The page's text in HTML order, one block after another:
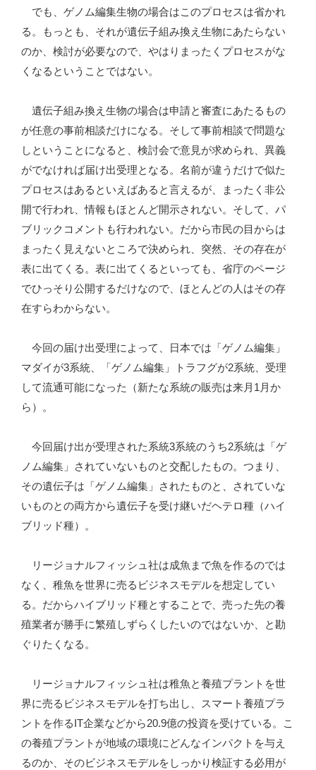
でも、ゲノム編集生物の場合はこのプロセスは省かれ
る。もっとも、それが遺伝子組み換え生物にあたらない
のか、検討が必要なので、やはりまったくプロセスがな
くなるということではない。
遺伝子組み換え生物の場合は申請と審査にあたるもの
が任意の事前相談だけになる。そして事前相談で問題な
しということになると、検討会で意見が求められ、異義
がでなければ届け出受理となる。名前が違うだけで似た
プロセスはあるといえばあると言えるが、まったく非公
開で行われ、情報もほとんど開示されない。そして、パ
ブリックコメントも行われない。だから市民の目からは
まったく見えないところで決められ、突然、その存在が
表に出てくる。表に出てくるといっても、省庁のページ
でひっそり公開するだけなので、ほとんどの人はその存
在すらわからない。
今回の届け出受理によって、日本では「ゲノム編集」
マダイが3系統、「ゲノム編集」トラフグが2系統、受理
して流通可能になった（新たな系統の販売は来月1月か
ら）。
今回届け出が受理された系統3系統のうち2系統は「ゲ
ノム編集」されていないものと交配したもの。つまり、
その遺伝子は「ゲノム編集」されたものと、されていな
いものとの両方から遺伝子を受け継いだヘテロ種（ハイ
ブリッド種）。
リージョナルフィッシュ社は成魚まで魚を作るのでは
なく、稚魚を世界に売るビジネスモデルを想定してい
る。だからハイブリッド種とすることで、売った先の養
殖業者が勝手に繁殖しずらくしたいのではないか、と勘
ぐりたくなる。
リージョナルフィッシュ社は稚魚と養殖プラントを世
界に売るビジネスモデルを打ち出し、スマート養殖プラ
ントを作るIT企業などから20.9億の投資を受けている。こ
の養殖プラントが地域の環境にどんなインパクトを与え
るのか、そのビジネスモデルをしっかり検証する必用が